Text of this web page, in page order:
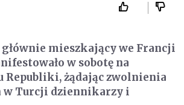
mieszkający we Francji
w sobotę na
Republiki, żądając zwolnienia
w Turcji dziennikarzy i